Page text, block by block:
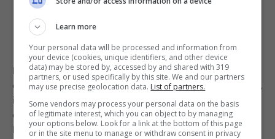
Importante, inoltre, avvitare la macchinettacon forza
e lasciarla scoperchiata durante la fuoriuscita del caffè,
in modo che il vapore fuoriesca e non si condensi,
diventando dunque acqua che si mischia col caffè.
Prima di servirlo, infine, giratelo con un cucchiaino
Learn more
Your personal data will be processed and information from
your device (cookies, unique identifiers, and other device
data) may be stored by, accessed by and shared with 319
partners, or used specifically by this site. We and our partners
may use precise geolocation data. List of partners.
Some vendors may process your personal data on the basis
of legitimate interest, which you can object to by managing
your options below. Look for a link at the bottom of this page
or in the site menu to manage or withdraw consent in privacy